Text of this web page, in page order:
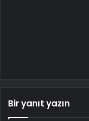
Bir yanıt yazın